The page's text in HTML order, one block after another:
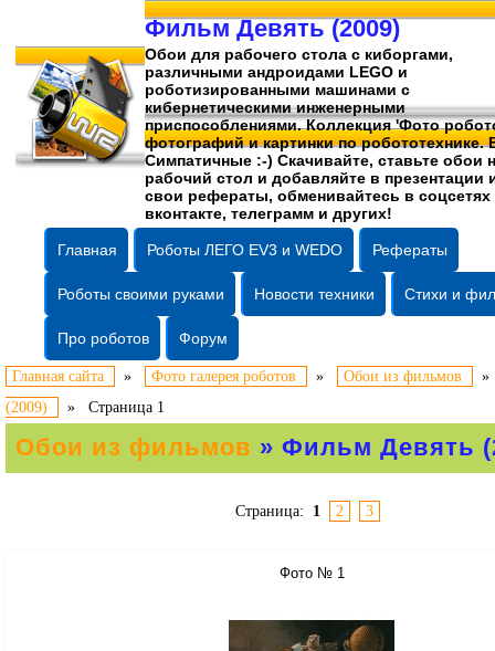
Фильм Девять (2009)
Обои для рабочего стола c киборгами,
различными андроидами LEGO и
роботизированными машинами c
кибернетическими инженерными
приспособлениями. Коллекция 'Фото
фотографийи картинки по робототехнике.
Симпатичные :-) Скачивайте, ставьте обои
рабочий стол и добавляйте в презентации
свои рефераты, обменивайтесь в соцсетях
вконтакте, телеграмм и других!
Главная Роботы ЛЕГО EV3 и WEDO Рефераты
Роботы своими руками Новости техники Стихи и
Про роботов Форум
Главная сайта » Фото галерея роботов » Обои из фильмов
(2009)
» Страница 1
Обои из фильмов » Фильм Девять
Страница: 1 2 3
Фото № 1